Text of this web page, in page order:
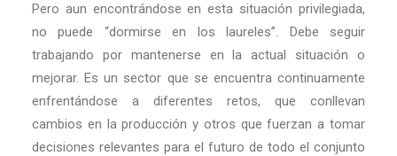
Pero aun encontrándose en esta situación privilegiada,
no puede “dormirse en los laureles”. Debe seguir
trabajando por mantenerse en la actual situación o
mejorar. Es un sector que se encuentra continuamente
enfrentándose a diferentes retos, que conllevan
cambios en la producción y otros que fuerzan a tomar
decisiones relevantes para el futuro de todo el conjunto